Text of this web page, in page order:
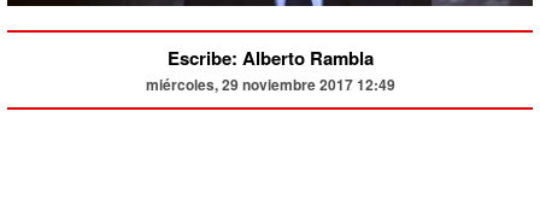
Escribe: Alberto Rambla
miércoles, 29 noviembre 2017 12:49